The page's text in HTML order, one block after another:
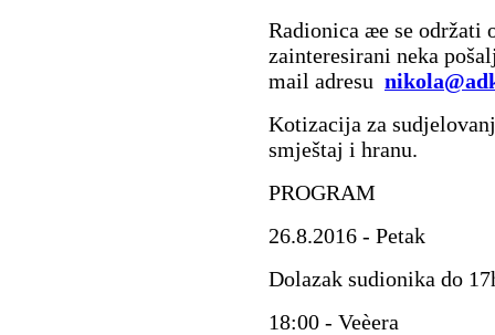
Radionica æe se održati
zainteresirani neka
mail adresu
Kotizacija za
smještaj i hranu.
PROGRAM
26.8.2016 - Petak
Dolazak sudionika do
18:00 - Veèera